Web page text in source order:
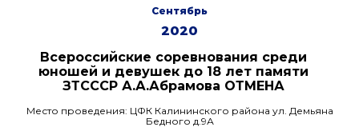
Сентябрь
2020
Всероссийские соревнования среди
юношей и девушек до 18 лет памяти
ЗТСССР А.А.Абрамова ОТМЕНА
Место проведения: ЦФК Калининского района ул. Демьяна
Бедного д.9А